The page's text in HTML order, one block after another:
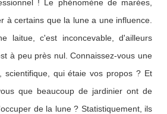
! Le phénomène de marées,
à certains que la lune a une influence.
laitue, c'est inconcevable, d'ailleurs
à peu près nul. Connaissez-vous une
scientifique, qui étaie vos propos ? Et
que beaucoup de jardinier ont de
de la lune ? Statistiquement, ils